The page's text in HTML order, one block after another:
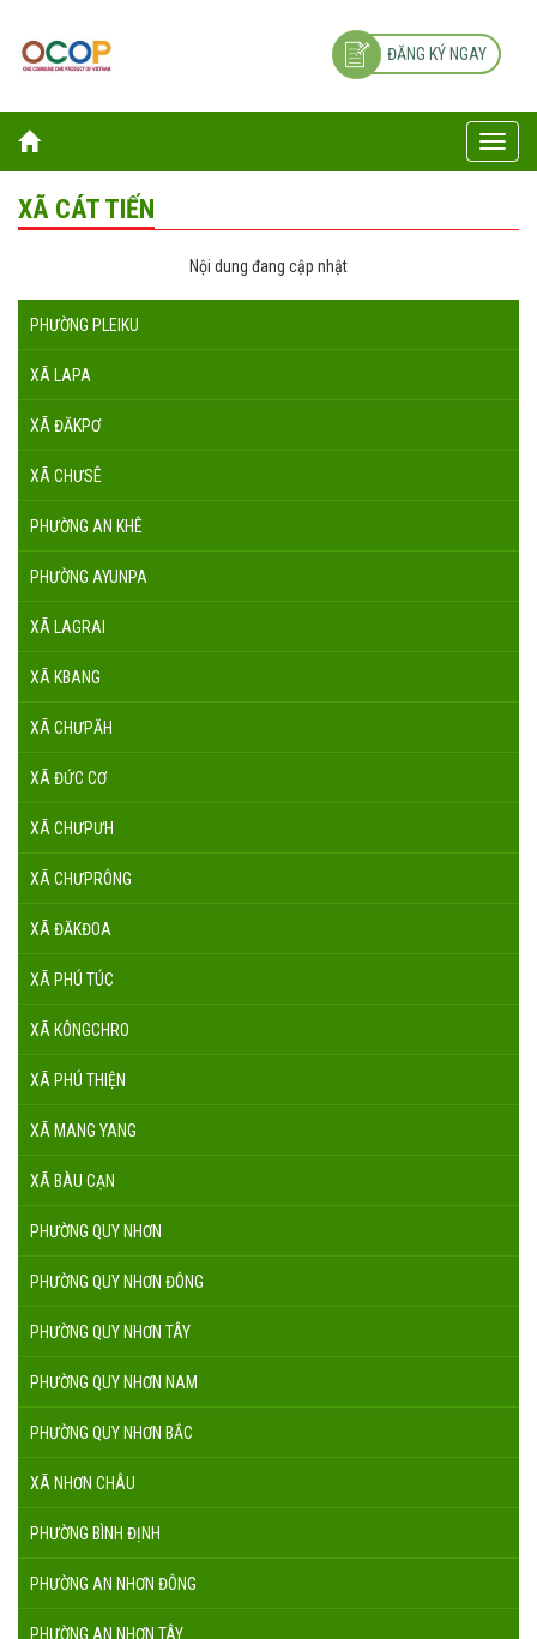
ĐĂNG KÝ NGAY
Toggle
XÃ CÁT TIẾN
Nội dung đang cập nhật
PHƯỜNG PLEIKU
XÃ LAPA
XÃ ĐĂKPƠ
XÃ CHƯSÊ
PHƯỜNG AN KHÊ
PHƯỜNG AYUNPA
XÃ LAGRAI
XÃ KBANG
XÃ CHƯPĂH
XÃ ĐỨC CƠ
XÃ CHƯPƯH
XÃ CHƯPRÔNG
XÃ ĐĂKĐOA
XÃ PHÚ TÚC
XÃ KÔNGCHRO
XÃ PHÚ THIỆN
XÃ MANG YANG
XÃ BÀU CẠN
PHƯỜNG QUY NHƠN
PHƯỜNG QUY NHƠN ĐÔNG
PHƯỜNG QUY NHƠN TÂY
PHƯỜNG QUY NHƠN NAM
PHƯỜNG QUY NHƠN BẮC
XÃ NHƠN CHÂU
PHƯỜNG BÌNH ĐỊNH
PHƯỜNG AN NHƠN ĐÔNG
PHƯỜNG AN NHƠN TÂY